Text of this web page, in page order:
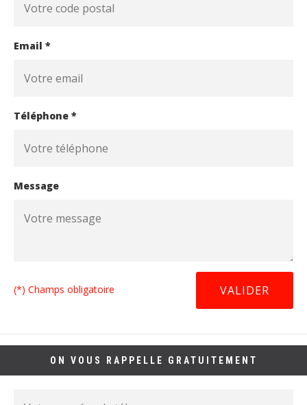
Email *
Téléphone *
Message
(*) Champs obligatoire
ON VOUS RAPPELLE GRATUITEMENT